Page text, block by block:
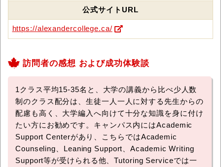
公式サイトURL
https://alexandercollege.ca/
訪問者の感想 および成功体験談
1クラス平均15-35名と、大学の講義から比べ少人数
制のクラス配分は、生徒一人一人に対する先生からの
配慮も高く、大学編入へ向けて十分な知識を身に付け
たい方にお勧めです。キャンパス内にはAcademic
Support Centerがあり、こちらではAcademic
Counseling、Leaning Support、Academic Writing
Support等が受けられる他、Tutoring Serviceでは一